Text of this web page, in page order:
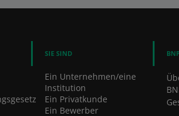
SIE SIND
Ein Unternehmen/eine
Institution
Ein Privatkunde
Ein Bewerber